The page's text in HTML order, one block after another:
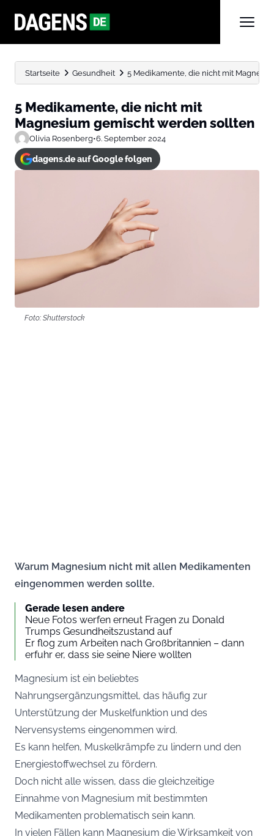
Startseite Gesundheit 5 Medikamente, die nicht mit
5 Medikamente, die nicht mit
Magnesium gemischt werden sollten
Olivia Rosenberg•6. September 2024
dagens.de auf Google folgen
Foto: Shutterstock
Warum Magnesium nicht mit allen Medikamenten
eingenommen werden sollte.
Gerade lesen andere
Neue Fotos werfen erneut Fragen zu Donald
Trumps Gesundheitszustand auf
Er flog zum Arbeiten nach Großbritannien – dann
erfuhr er, dass sie seine Niere wollten
Magnesium ist ein beliebtes
Nahrungsergänzungsmittel, das häufig zur
Unterstützung der Muskelfunktion und des
Nervensystems eingenommen wird.
Es kann helfen, Muskelkrämpfe zu lindern und den
Energiestoffwechsel zu fördern.
Doch nicht alle wissen, dass die gleichzeitige
Einnahme von Magnesium mit bestimmten
Medikamenten problematisch sein kann.
In vielen Fällen kann Magnesium die Wirksamkeit von